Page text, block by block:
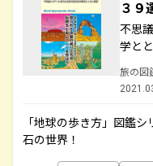
３９
不思
学と
旅の図
「地球の歩き方」図鑑
石の世界！